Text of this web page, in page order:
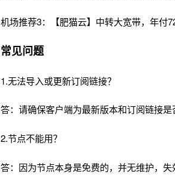
机场推荐3：【肥猫云】中转大宽带，年付
常见问题
1.无法导入或更新订阅链接？
答：请确保客户端为最新版本和订阅链接是
2.节点不能用？
答：因为节点本身是免费的，并无维护，失